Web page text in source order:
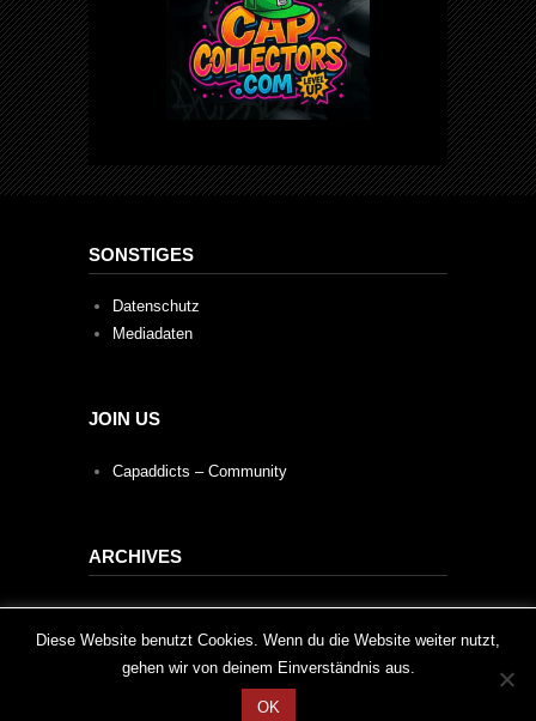
SONSTIGES
Datenschutz
Mediadaten
JOIN US
Capaddicts – Community
ARCHIVES
Archives
This website uses cookies to improve your experience. We'll
assume you're ok with this, but you can opt-out if you wish.
Cookie settings
Diese Website benutzt Cookies. Wenn du die Website weiter nutzt,
gehen wir von deinem Einverständnis aus.
OK